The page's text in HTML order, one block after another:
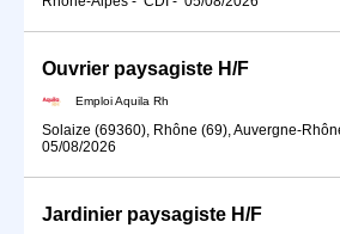
Ouvrier paysagiste H/F
Emploi Aquila Rh
Solaize (69360), Rhône (69), Auvergne-
05/08/2026
Jardinier paysagiste H/F